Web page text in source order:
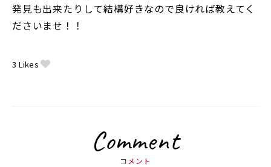
発見も出来たりして結構好きなので良ければ教えてく
ださいませ！！
3 Likes
Comment
コメント